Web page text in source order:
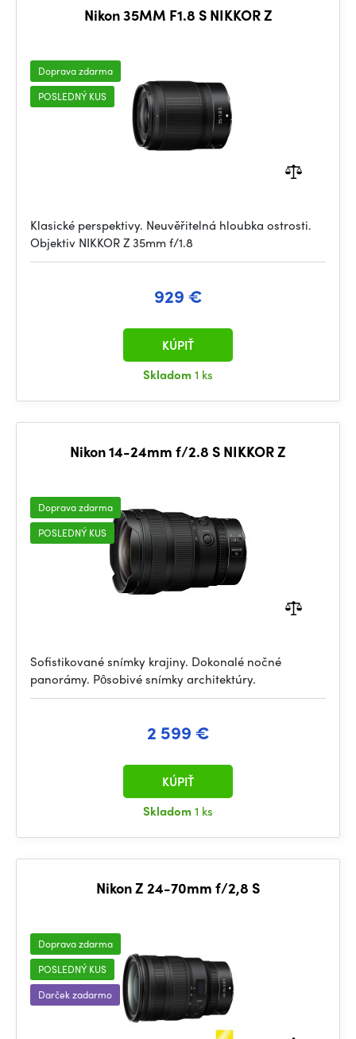
Nikon 35MM F1.8 S NIKKOR Z
Doprava zdarma
POSLEDNÝ KUS
Klasické perspektivy. Neuvěřitelná hloubka ostrosti.
Objektiv NIKKOR Z 35mm f/1.8
929 €
Skladom1 ks
KÚPIŤ
Nikon 14-24mm f/2.8 S NIKKOR Z
Doprava zdarma
POSLEDNÝ KUS
Sofistikované snímky krajiny. Dokonalé nočné
panorámy. Pôsobivé snímky architektúry.
2 599 €
Skladom1 ks
KÚPIŤ
Nikon Z 24-70mm f/2,8 S
Doprava zdarma
POSLEDNÝ KUS
Darček zadarmo